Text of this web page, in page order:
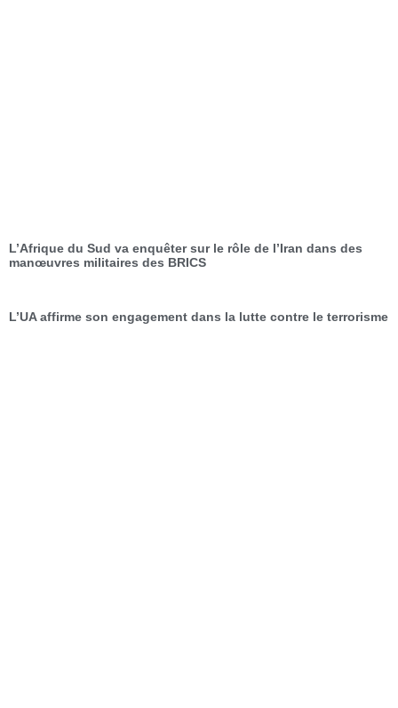
L’Afrique du Sud va enquêter sur le rôle de l’Iran dans des
manœuvres militaires des BRICS
L’UA affirme son engagement dans la lutte contre le terrorisme